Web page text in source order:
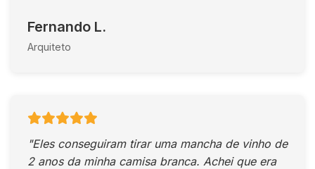
Fernando L.
Arquiteto
"Eles conseguiram tirar uma mancha de vinho de
2 anos da minha camisa branca. Achei que era